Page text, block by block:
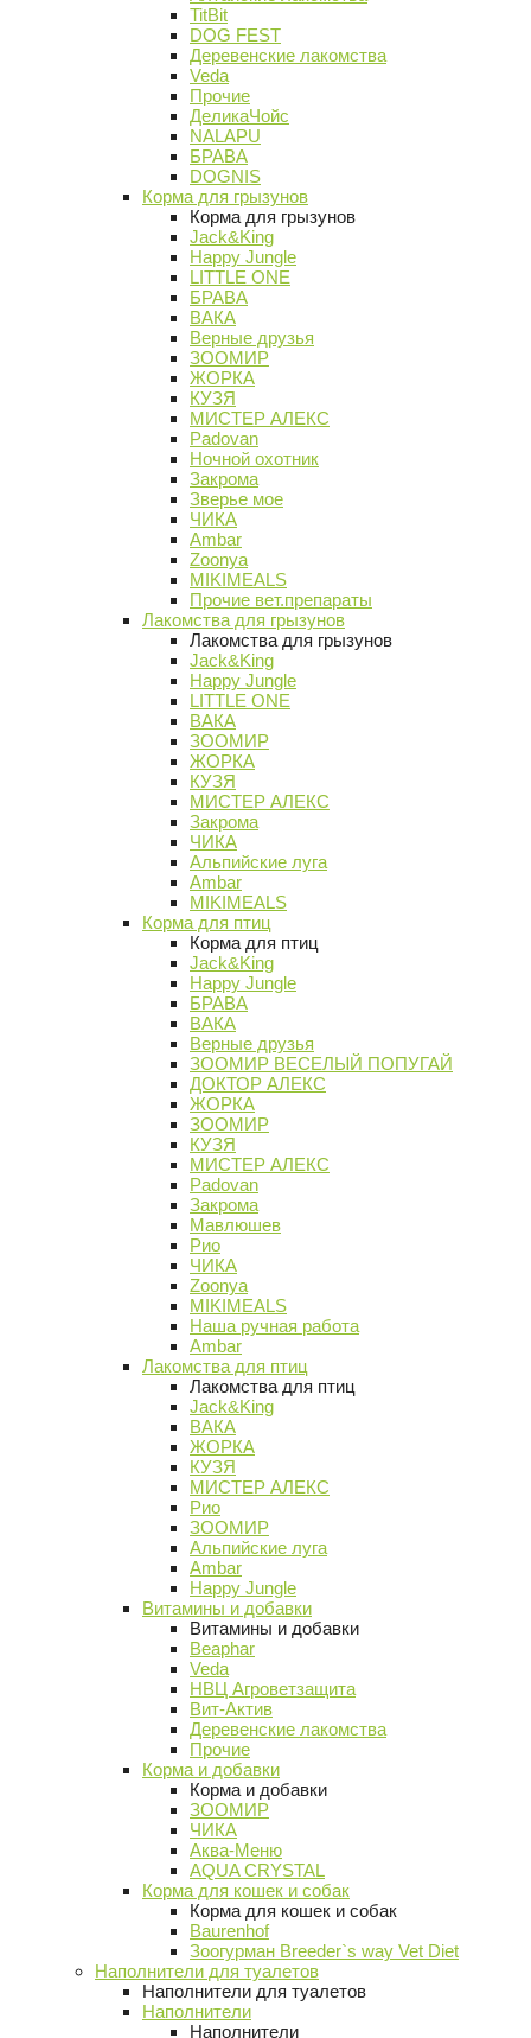
TitBit
DOG FEST
Деревенские лакомства
Veda
Прочие
ДеликаЧойс
NALAPU
БРАВА
DOGNIS
Корма для грызунов
Корма для грызунов
Jack&King
Happy Jungle
LITTLE ONE
БРАВА
ВАКА
Верные друзья
ЗООМИР
ЖОРКА
КУЗЯ
МИСТЕР АЛЕКС
Padovan
Ночной охотник
Закрома
Зверье мое
ЧИКА
Ambar
Zoonya
MIKIMEALS
Прочие вет.препараты
Лакомства для грызунов
Лакомства для грызунов
Jack&King
Happy Jungle
LITTLE ONE
ВАКА
ЗООМИР
ЖОРКА
КУЗЯ
МИСТЕР АЛЕКС
Закрома
ЧИКА
Альпийские луга
Ambar
MIKIMEALS
Корма для птиц
Корма для птиц
Jack&King
Happy Jungle
БРАВА
ВАКА
Верные друзья
ЗООМИР ВЕСЕЛЫЙ ПОПУГАЙ
ДОКТОР АЛЕКС
ЖОРКА
ЗООМИР
КУЗЯ
МИСТЕР АЛЕКС
Padovan
Закрома
Мавлюшев
Рио
ЧИКА
Zoonya
MIKIMEALS
Наша ручная работа
Ambar
Лакомства для птиц
Лакомства для птиц
Jack&King
ВАКА
ЖОРКА
КУЗЯ
МИСТЕР АЛЕКС
Рио
ЗООМИР
Альпийские луга
Ambar
Happy Jungle
Витамины и добавки
Витамины и добавки
Beaphar
Veda
НВЦ Агроветзащита
Вит-Актив
Деревенские лакомства
Прочие
Корма и добавки
Корма и добавки
ЗООМИР
ЧИКА
Аква-Меню
AQUA CRYSTAL
Корма для кошек и собак
Корма для кошек и собак
Baurenhof
Зоогурман Breeder`s way Vet Diet
Наполнители для туалетов
Наполнители для туалетов
Наполнители
Наполнители